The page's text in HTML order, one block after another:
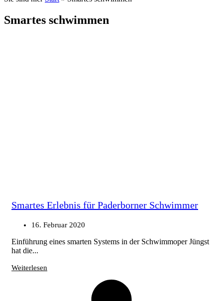
Smartes schwimmen
Smartes Erlebnis für Paderborner Schwimmer
16. Februar 2020
Einführung eines smarten Systems in der Schwimmoper Jüngst
hat die...
Weiterlesen